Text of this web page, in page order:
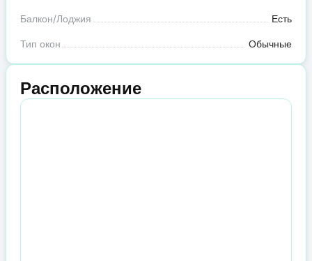
Балкон/Лоджия Есть
Тип окон Обычные
Расположение